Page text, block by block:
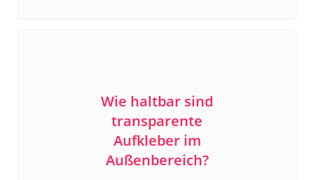
Wie haltbar sind
transparente
Aufkleber im
Außenbereich?